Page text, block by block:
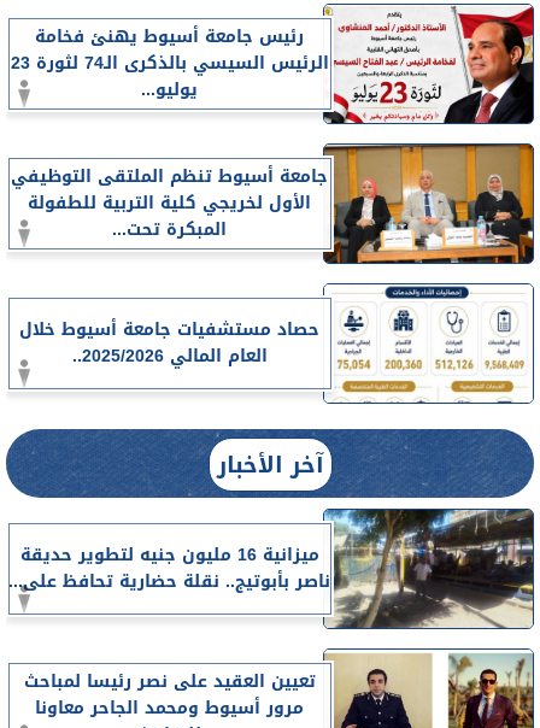
رئيس جامعة أسيوط يهنئ فخامة
الرئيس السيسي بالذكرى الـ74 لثورة 23
يوليو...
جامعة أسيوط تنظم الملتقى التوظيفي
الأول لخريجي كلية التربية للطفولة
المبكرة تحت...
حصاد مستشفيات جامعة أسيوط خلال
العام المالي 2025/2026..
آخر الأخبار
ميزانية 16 مليون جنيه لتطوير حديقة
ناصر بأبوتيج.. نقلة حضارية تحافظ على...
تعيين العقيد على نصر رئيسا لمباحث
مرور أسيوط ومحمد الجاحر معاونا